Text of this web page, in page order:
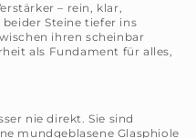
– rein, klar,
Steine tiefer ins
ihren scheinbar
als Fundament für alles,
nie direkt. Sie sind
mundgeblasene Glasphiole